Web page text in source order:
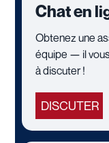
Chat en
Obtenez une
équipe — il
à discuter !
DISCUTER